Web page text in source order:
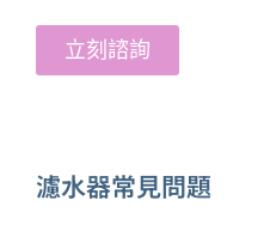
立刻諮詢
濾水器常見問題